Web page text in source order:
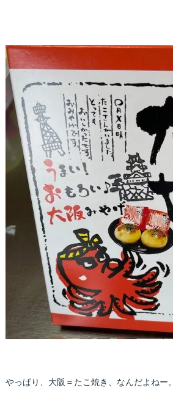
やっぱり、大阪＝たこ焼き、なんだよねー。